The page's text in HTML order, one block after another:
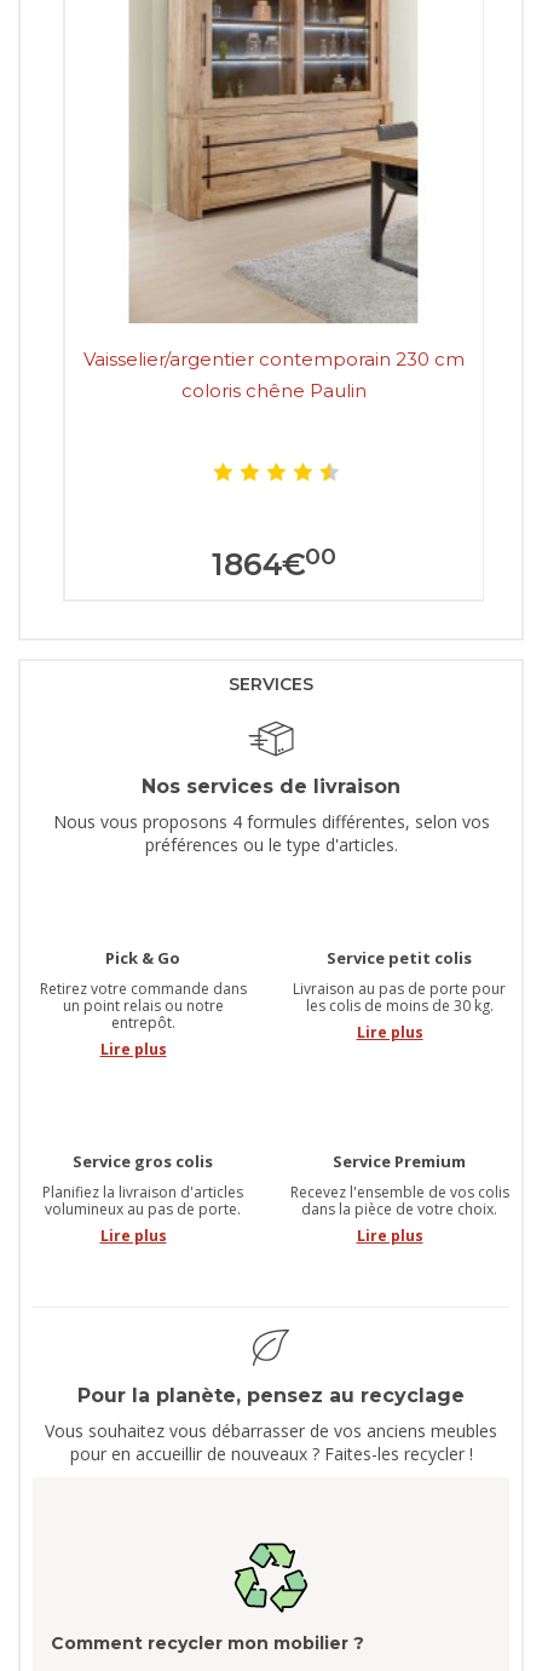
Vaisselier/argentier contemporain 230 cm
coloris chêne Paulin
1864€00
SERVICES
Nos services de livraison
Nous vous proposons 4 formules différentes, selon vos
préférences ou le type d'articles.
Pick & Go
Retirez votre commande dans
un point relais ou notre
entrepôt.
Lire plus
Service petit colis
Livraison au pas de porte pour
les colis de moins de 30 kg.
Lire plus
Service gros colis
Planifiez la livraison d'articles
volumineux au pas de porte.
Lire plus
Service Premium
Recevez l'ensemble de vos colis
dans la pièce de votre choix.
Lire plus
Pour la planète, pensez au recyclage
Vous souhaitez vous débarrasser de vos anciens meubles
pour en accueillir de nouveaux ? Faites-les recycler !
Comment recycler mon mobilier ?